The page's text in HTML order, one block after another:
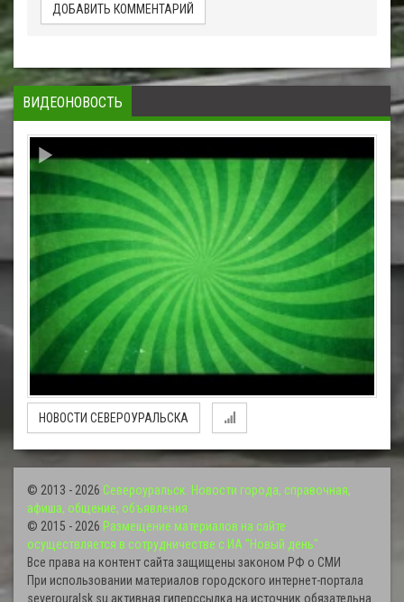
ДОБАВИТЬ КОММЕНТАРИЙ
ВИДЕОНОВОСТЬ
НОВОСТИ СЕВЕРОУРАЛЬСКА
© 2013 - 2026 Североуральск. Новости города, справочная,
афиша, общение, объявления
© 2015 - 2026 Размещение материалов на сайте
осуществляется в сотрудничестве с ИА "Новый день"
Все права на контент сайта защищены законом РФ о СМИ
При использовании материалов городского интернет-портала
severouralsk.su активная гиперссылка на источник обязательна